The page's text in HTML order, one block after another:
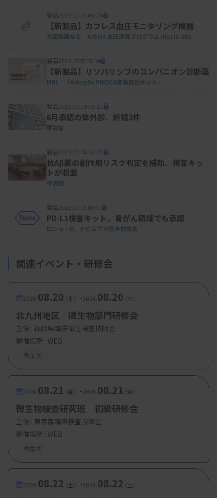
MicrobialTrackの画面イメージ
製品2026.07.24 06:05
【新製品】カフレス血圧モニタリング機器
大正製薬など Arblet 血圧演算プログラム Alysis-001
製品2026.07.17 06:10
【新製品】リソバリシブのコンパニオン診断薬
MBL 「AmoyDx PIK3CA変異検出キット」
製品2026.07.08 06:20
6月承認の体外診、新規3件
厚労省
製品2026.07.06 06:25
抗Aβ薬の副作用リスク判定を補助、検査キッ
トが収載
中医協
製品2026.07.03 06:10
PD-L1検査キット、胃がん領域でも承認
ロシュ・D、テビムブラ投与前検査
関連イベント・研修会
2026. 08.20（木） -2026. 08.20（木）
北九州地区 微生物部門研修会
主催 : 福岡県臨床衛生検査技師会
開催場所 : WEB
微生物
2026. 08.21（金） -2026. 08.21（金）
微生物検査研究班 初級研修会
主催 : 東京都臨床検査技師会
開催場所 : WEB
微生物
2026. 08.22（土） -2026. 08.22（土）